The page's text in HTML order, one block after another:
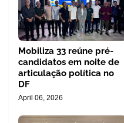
Mobiliza 33 reúne pré-
candidatos em noite de
articulação política no
DF
April 06, 2026